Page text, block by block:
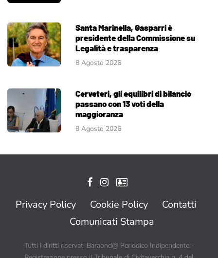
Santa Marinella, Gasparri è
presidente della Commissione su
Legalità e trasparenza
8 Agosto 2026
Cerveteri, gli equilibri di bilancio
passano con 13 voti della
maggioranza
8 Agosto 2026
Privacy Policy Cookie Policy
Contatti
Comunicati Stampa
Tutti i diritti riservati Baraond@ Periodico Indipendente -